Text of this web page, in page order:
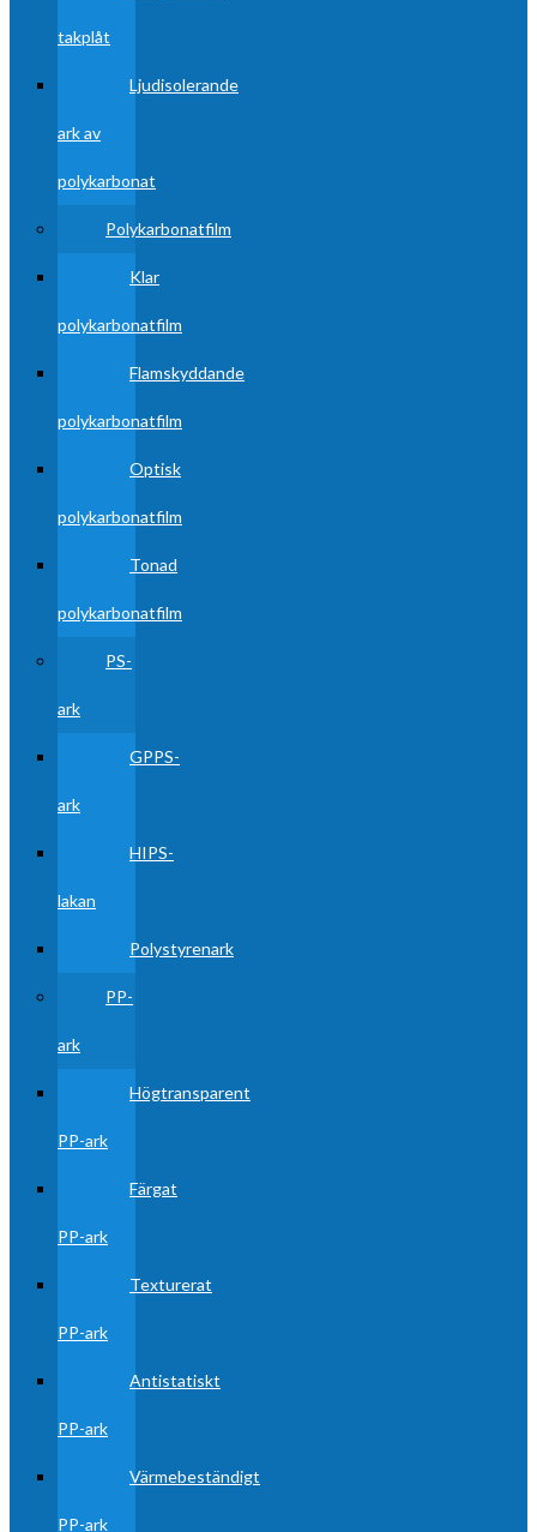
takplåt
Ljudisolerande
ark av
polykarbonat
Polykarbonatfilm
Klar
polykarbonatfilm
Flamskyddande
polykarbonatfilm
Optisk
polykarbonatfilm
Tonad
polykarbonatfilm
PS-
ark
GPPS-
ark
HIPS-
lakan
Polystyrenark
PP-
ark
Högtransparent
PP-ark
Färgat
PP-ark
Texturerat
PP-ark
Antistatiskt
PP-ark
Värmebeständigt
PP-ark